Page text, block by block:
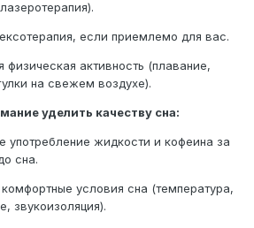
если приемлемо для вас.
физическая активность (плавание,
на свежем воздухе).
уделить качеству сна:
употребление жидкости и кофеина за
сна.
условия сна (температура,
звукоизоляция).